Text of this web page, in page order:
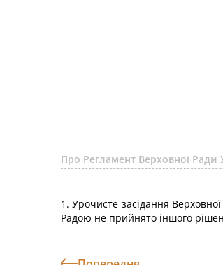
Про Регламент Верховної Ради
1. Урочисте засідання
Радою не прийнято іншого